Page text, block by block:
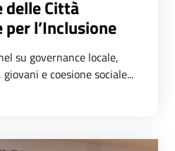
delle Città
l’Inclusione
su governance locale,
e coesione sociale...